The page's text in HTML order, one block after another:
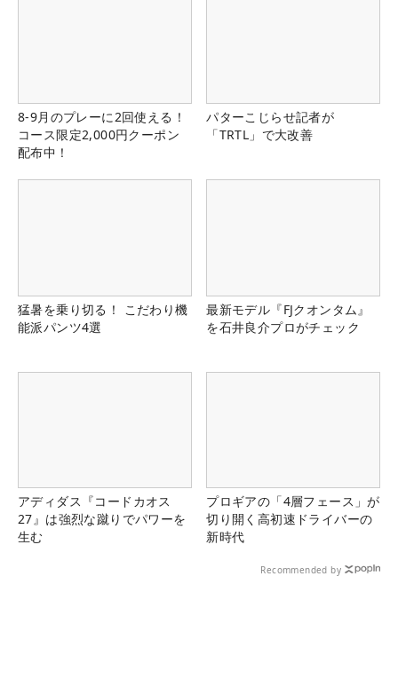
8-9月のプレーに2回使える！
コース限定2,000円クーポン
配布中！
パターこじらせ記者が
「TRTL」で大改善
猛暑を乗り切る！ こだわり機
能派パンツ4選
最新モデル『FJクオンタム』
を石井良介プロがチェック
アディダス『コードカオス
27』は強烈な蹴りでパワーを
生む
プロギアの「4層フェース」が
切り開く高初速ドライバーの
新時代
Recommended by